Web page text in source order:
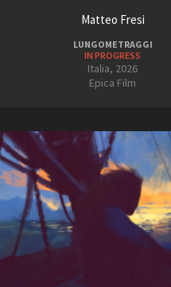
Matteo Fresi
LUNGOMETRAGGI
IN PROGRESS
Italia, 2026
Epica Film